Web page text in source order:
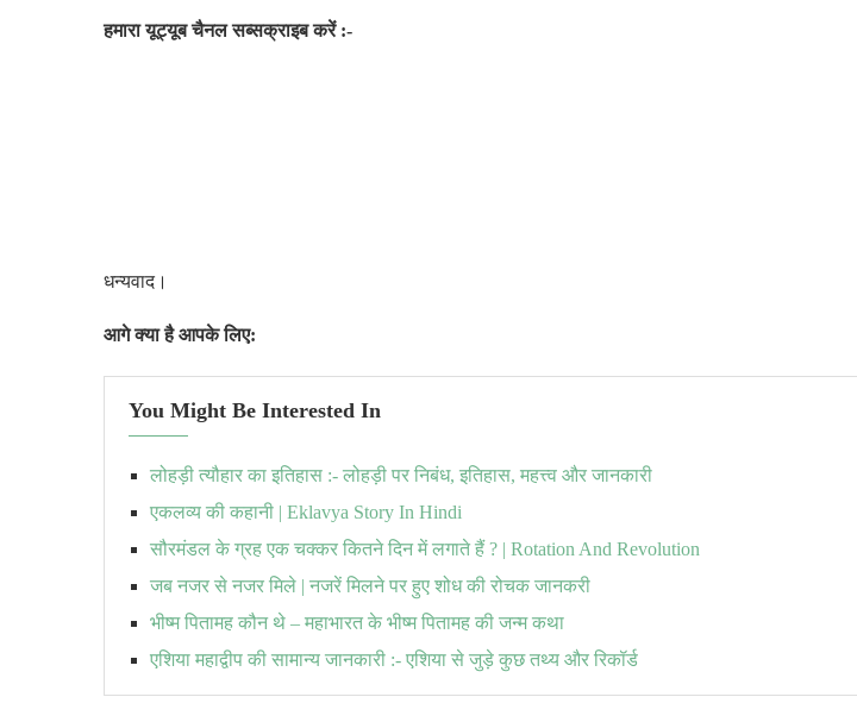
हमारा यूट्यूब चैनल सब्सक्राइब करें :-
धन्यवाद।
आगे क्या है आपके लिए:
You Might Be Interested In
लोहड़ी त्यौहार का इतिहास :- लोहड़ी पर निबंध, इतिहास, महत्त्व और जानकारी
एकलव्य की कहानी | Eklavya Story In Hindi
सौरमंडल के ग्रह एक चक्कर कितने दिन में लगाते हैं ? | Rotation And Revolution
जब नजर से नजर मिले | नजरें मिलने पर हुए शोध की रोचक जानकरी
भीष्म पितामह कौन थे – महाभारत के भीष्म पितामह की जन्म कथा
एशिया महाद्वीप की सामान्य जानकारी :- एशिया से जुड़े कुछ तथ्य और रिकॉर्ड